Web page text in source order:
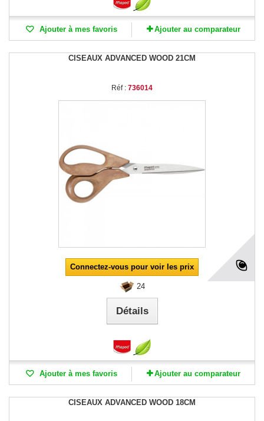
Ajouter à mes favoris Ajouter au comparateur
CISEAUX ADVANCED WOOD 21CM
Réf : 736014
Connectez-vous pour voir les prix
24
Détails
Ajouter à mes favoris Ajouter au comparateur
CISEAUX ADVANCED WOOD 18CM